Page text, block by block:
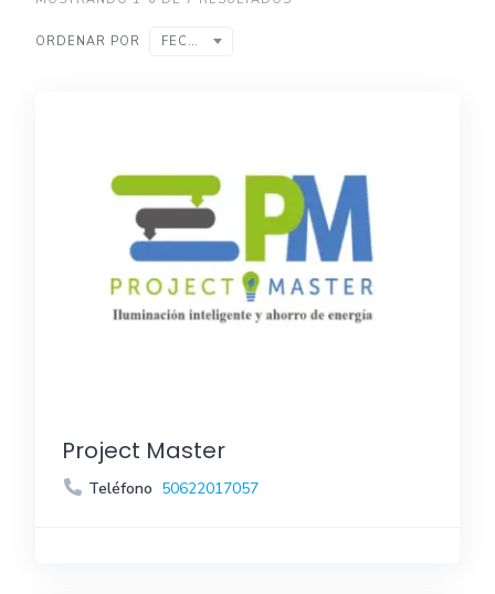
ORDENAR POR FECHA
Project Master
Teléfono 50622017057